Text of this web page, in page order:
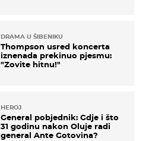
DRAMA U ŠIBENIKU
Thompson usred koncerta
iznenada prekinuo pjesmu:
"Zovite hitnu!"
HEROJ
General pobjednik: Gdje i što
31 godinu nakon Oluje radi
general Ante Gotovina?